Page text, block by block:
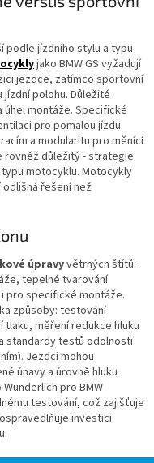
podle jízdního stylu a typu
jako BMW GS vyžadují
jezdce, zatímco sportovní
polohu. Důležité
montáže. Specifické
pro pomalou jízdu
a modularitu pro měnící
rovněž důležitý - strategie
motocyklu. Motocykly
odlišná řešení než
úpravyvětrnýcn štítů:
tepelné tvarování
pro specifické montáže.
způsoby: testování
tlaku, měření redukce hluku
standardy testů odolnosti
Jezdci mohou
únavy a úrovně hluku
pro BMW
testování, což zajišťuje
investici